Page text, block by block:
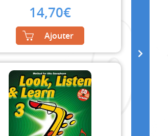
14,70€
Ajouter